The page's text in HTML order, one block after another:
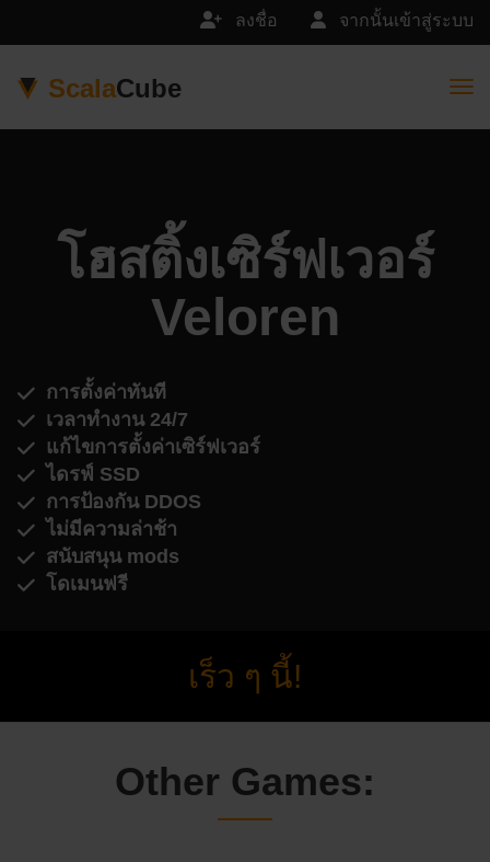
จากนั้นเข้าสู่ระบบ
ลงชื่อ
ScalaCube
โฮสติ้งเซิร์ฟเวอร์
Veloren
การตั้งค่าทันที
เวลาทำงาน 24/7
แก้ไขการตั้งค่าเซิร์ฟเวอร์
ไดรฟ์ SSD
การป้องกัน DDOS
ไม่มีความล่าช้า
สนับสนุน mods
โดเมนฟรี
เร็ว ๆ นี้!
Other Games: